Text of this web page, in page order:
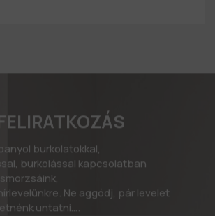
burkolatokkal,
burkolással kapcsolatban
Ne aggódj, pár levelet
untatni….